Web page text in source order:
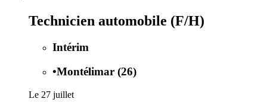
Technicien automobile (F/H)
Intérim
•Montélimar (26)
Le 27 juillet